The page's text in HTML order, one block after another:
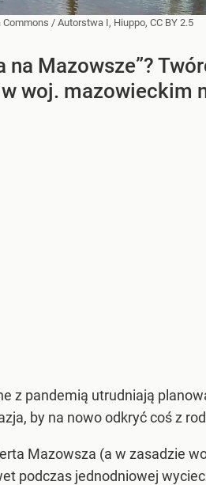
/ Autorstwa I, Hiuppo, CC BY 2.5
na Mazowsze”?
woj. mazowieckim
z pandemią utrudniają
by na nowo odkryć coś z
Mazowsza (a w zasadzie
podczas jednodniowej